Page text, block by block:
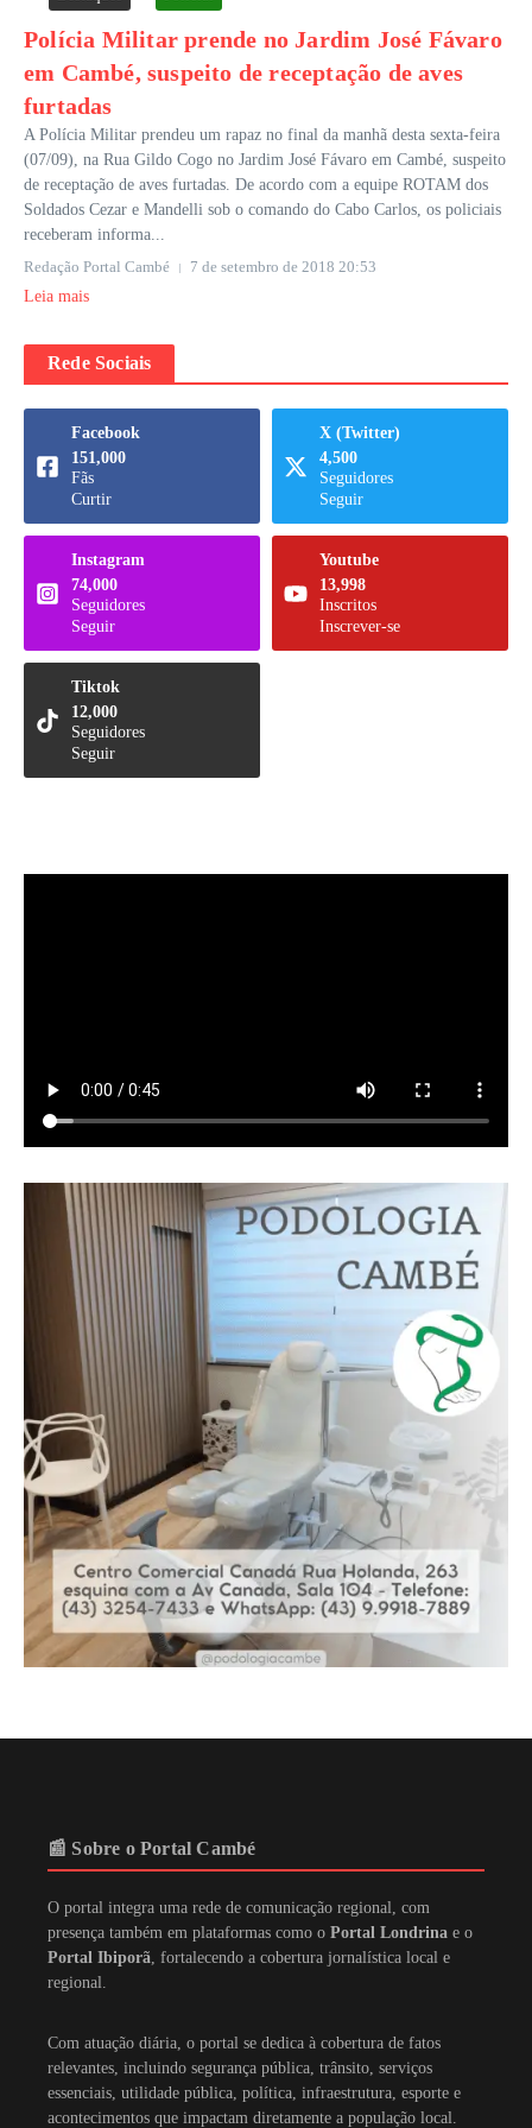
Polícia Militar prende no Jardim José Fávaro
em Cambé, suspeito de receptação de aves
furtadas
A Polícia Militar prendeu um rapaz no final da manhã desta sexta-feira
(07/09), na Rua Gildo Cogo no Jardim José Fávaro em Cambé, suspeito
de receptação de aves furtadas. De acordo com a equipe ROTAM dos
Soldados Cezar e Mandelli sob o comando do Cabo Carlos, os policiais
receberam informa...
Redação Portal Cambé
7 de setembro de 2018 20:53
Leia mais
Rede Sociais
Facebook
151,000
Fãs
Curtir
X (Twitter)
4,500
Seguidores
Seguir
Instagram
74,000
Seguidores
Seguir
Youtube
13,998
Inscritos
Inscrever-se
Tiktok
12,000
Seguidores
Seguir
📰 Sobre o Portal Cambé
O portal integra uma rede de comunicação regional, com
presença também em plataformas como o Portal Londrina e o
Portal Ibiporã , fortalecendo a cobertura jornalística local e
regional.
Com atuação diária, o portal se dedica à cobertura de fatos
relevantes, incluindo segurança pública, trânsito, serviços
essenciais, utilidade pública, política, infraestrutura, esporte e
acontecimentos que impactam diretamente a população local.